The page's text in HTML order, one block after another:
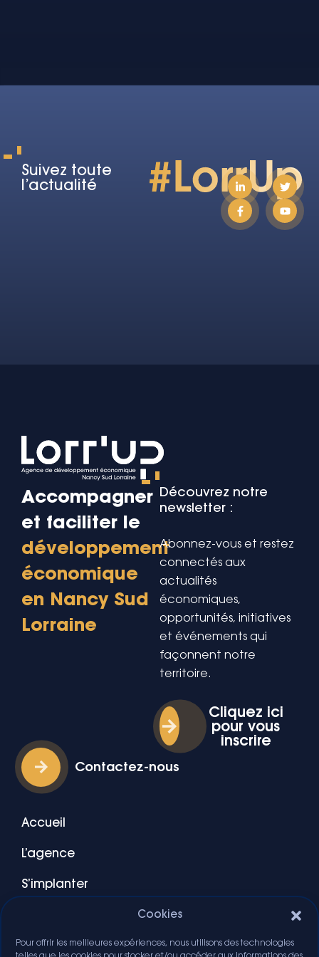
Cookies
Pour offrir les meilleures expériences, nous utilisons des technologies
Suivez toute
l’actualité
Accompagner
et faciliter le
développement
économique
en Nancy Sud
Lorraine
Découvrez notre
newsletter :
Abonnez-vous et restez
connectés aux
actualités
économiques,
opportunités, initiatives
et événements qui
façonnent notre
territoire.
Cliquez ici
pour vous
inscrire
Contactez-nous
Accueil
L’agence
S’implanter
Ressources